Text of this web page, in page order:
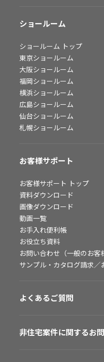
ショールーム
ショールーム トップ
東京ショールーム
大阪ショールーム
福岡ショールーム
横浜ショールーム
広島ショールーム
仙台ショールーム
札幌ショールーム
お客様サポート
お客様サポート トップ
資料ダウンロード
画像ダウンロード
動画一覧
お手入れ便利帳
お役立ち資料
お問い合わせ（一般のお客
サンプル・カタログ請求／
よくあるご質問
非住宅案件に関するお